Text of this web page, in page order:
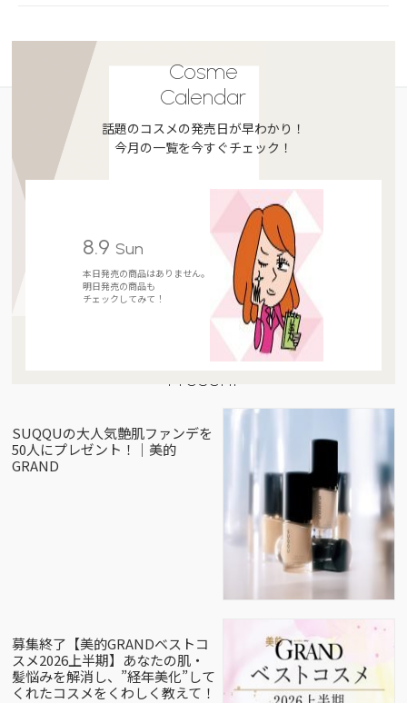
Cosme
Calendar
話題のコスメの発売日が早わかり！
今月の一覧を今すぐチェック！
8.9 Sun
本日発売の商品はありません。
明日発売の商品も
チェックしてみて！
Present
SUQQUの大人気艶肌ファンデを
50人にプレゼント！｜美的
GRAND
募集終了【美的GRANDベストコ
スメ2026上半期】あなたの肌・
髪悩みを解消し、”経年美化”して
くれたコスメをくわしく教えて！